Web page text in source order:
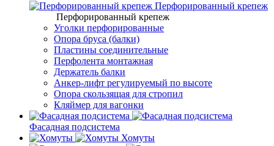
Перфорированный крепеж
Перфорированный крепеж
Уголки перфорированные
Опора бруса (балки)
Пластины соединительные
Перфолента монтажная
Держатель балки
Анкер-лифт регулируемый по высоте
Опора скользящая для стропил
Кляймер для вагонки
Фасадная подсистема
Хомуты